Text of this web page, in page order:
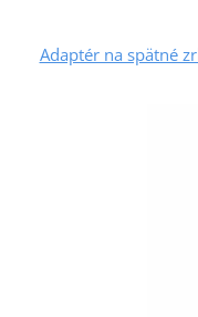
Adaptér na spätné